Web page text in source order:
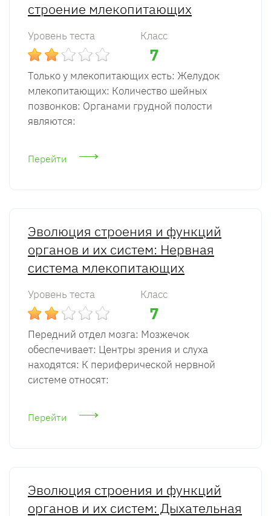
строение млекопитающих
Уровень теста Класс
7
Только у млекопитающих есть: Желудок
млекопитающих: Количество шейных
позвонков: Органами грудной полости
являются:
Перейти
Эволюция строения и функций
органов и их систем: Нервная
система млекопитающих
Уровень теста Класс
7
Передний отдел мозга: Мозжечок
обеспечивает: Центры зрения и слуха
находятся: К периферической нервной
системе относят:
Перейти
Эволюция строения и функций
органов и их систем: Дыхательная